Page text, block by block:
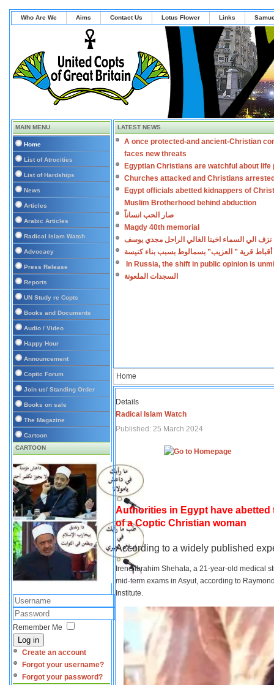
Who Are We Aims Contact Us Lotus Flower Links
MAIN MENU
Home
List of Atrocities
List of Hardships
News
Articles
Arabic Articles
Radical Islam Watch
Advocacy
Press Release
Reports
UN Study re Copts
Books and Documents
Audio / Video
Happy Hour
Announcement
Coptic Forum
Join us/ Standing Order
Books on sale
The Magazine
Cartoon
CARTOON
Remember Me
Log in
Create an account
Forgot your username?
Forgot your password?
LATEST NEWS
A once protected-and ancient-Christian
faces new threats
Egyptian Christians are watchful about life
Churches attacked and Christians
Egypt officials abetted kidnappers of
Muslim Brotherhood behind abduction
صار الحب انساناً
Magdy 40th memorial
نزف الي السماء اخينا الغالي الراحل مجدي يوسف
أقباط قرية ” العزيب” بسمالوط بسبب بناء كنيسة
In Russia, the shift in public opinion is
السجدات الملعونة
Home
Details
Radical Islam Watch
Published: 25 March 2024
Authorities in Egypt have
of a Coptic Christian woman
According to a widely published
Irene Ibrahim Shehata, a 21-year-old medical
mid-term exams in Asyut, according to
Institute.